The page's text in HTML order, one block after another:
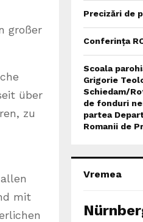
großer
über
zu
mit
Precizări de
Conferința
Scoala
Grigorie
Schiedam/
de fonduri
partea
Romanii de
Vremea